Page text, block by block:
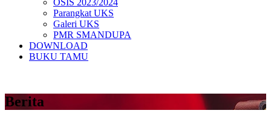
OSIS 2023/2024
Parangkat UKS
Galeri UKS
PMR SMANDUPA
DOWNLOAD
BUKU TAMU
Berita